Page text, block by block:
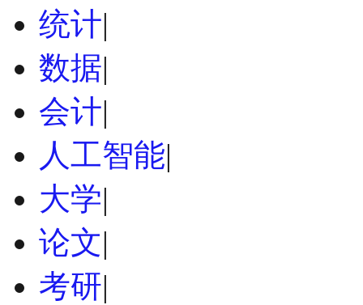
统计|
数据|
会计|
人工智能|
大学|
论文|
考研|